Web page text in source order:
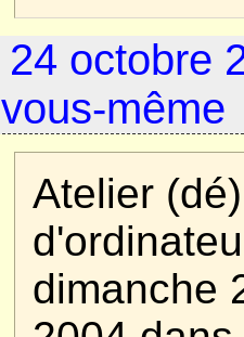
24 octobre
vous-même
Atelier
dimanche